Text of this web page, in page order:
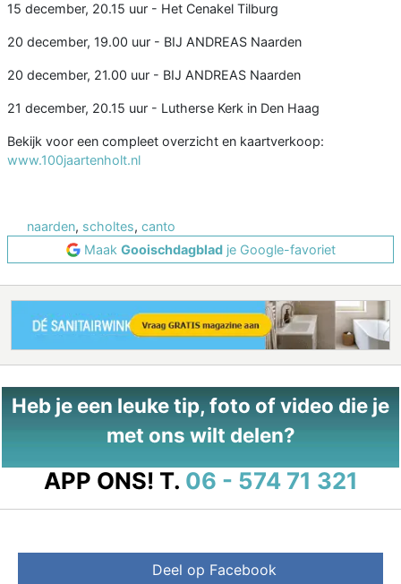
15 december, 20.15 uur - Het Cenakel Tilburg
20 december, 19.00 uur - BIJ ANDREAS Naarden
20 december, 21.00 uur - BIJ ANDREAS Naarden
21 december, 20.15 uur - Lutherse Kerk in Den Haag
Bekijk voor een compleet overzicht en kaartverkoop:
www.100jaartenholt.nl
naarden, scholtes, canto
Maak Gooischdagbladje Google-favoriet
Heb je een leuke tip, foto of video die je
met ons wilt delen?
APP ONS! T. 06 - 574 71 321
Deel op Facebook